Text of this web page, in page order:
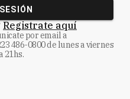
Registrate aquí
por email a
486-0800de lunes a viernes
21hs.